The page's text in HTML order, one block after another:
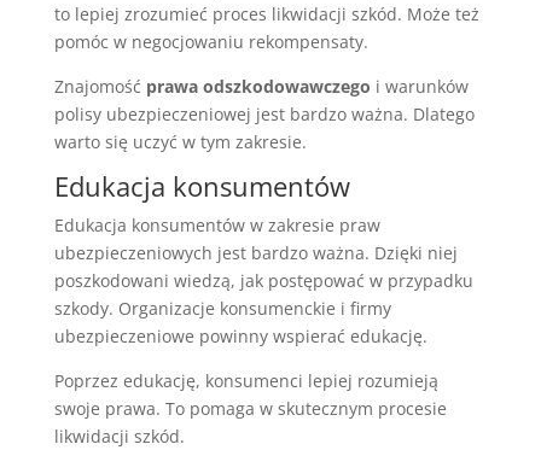
to lepiej zrozumieć proces likwidacji szkód. Może też
pomóc w negocjowaniu rekompensaty.
Znajomość prawa odszkodowawczego i warunków
polisy ubezpieczeniowej jest bardzo ważna. Dlatego
warto się uczyć w tym zakresie.
Edukacja konsumentów
Edukacja konsumentów w zakresie praw
ubezpieczeniowych jest bardzo ważna. Dzięki niej
poszkodowani wiedzą, jak postępować w przypadku
szkody. Organizacje konsumenckie i firmy
ubezpieczeniowe powinny wspierać edukację.
Poprzez edukację, konsumenci lepiej rozumieją
swoje prawa. To pomaga w skutecznym procesie
likwidacji szkód.